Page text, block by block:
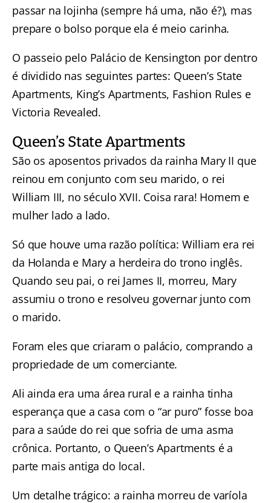
passar na lojinha (sempre há uma, não é?), mas
prepare o bolso porque ela é meio carinha.
O passeio pelo Palácio de Kensington por dentro
é dividido nas seguintes partes: Queen’s State
Apartments, King’s Apartments, Fashion Rules e
Victoria Revealed.
Queen’s State Apartments
São os aposentos privados da rainha Mary II que
reinou em conjunto com seu marido, o rei
William III, no século XVII. Coisa rara! Homem e
mulher lado a lado.
Só que houve uma razão política: William era rei
da Holanda e Mary a herdeira do trono inglês.
Quando seu pai, o rei James II, morreu, Mary
assumiu o trono e resolveu governar junto com
o marido.
Foram eles que criaram o palácio, comprando a
propriedade de um comerciante.
Ali ainda era uma área rural e a rainha tinha
esperança que a casa com o “ar puro” fosse boa
para a saúde do rei que sofria de uma asma
crônica. Portanto, o Queen’s Apartments é a
parte mais antiga do local.
Um detalhe trágico: a rainha morreu de varíola